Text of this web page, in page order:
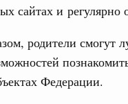
сайтах и регулярно
родители смогут
Федерации.
и ликвидация их
заседание
чрезвычайной